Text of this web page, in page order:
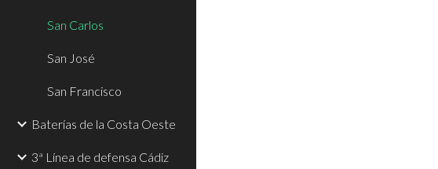
San Carlos
San José
San Francisco
Baterías de la Costa Oeste
3ª Línea de defensa Cádiz